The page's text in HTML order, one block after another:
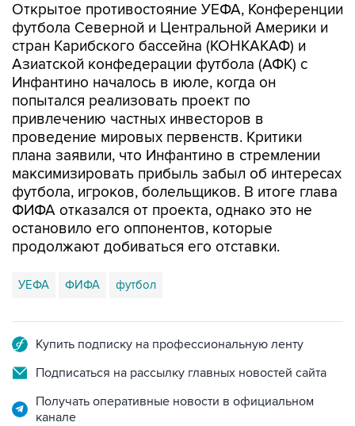
Открытое противостояние УЕФА, Конференции
футбола Северной и Центральной Америки и
стран Карибского бассейна (КОНКАКАФ) и
Азиатской конфедерации футбола (АФК) с
Инфантино началось в июле, когда он
попытался реализовать проект по
привлечению частных инвесторов в
проведение мировых первенств. Критики
плана заявили, что Инфантино в стремлении
максимизировать прибыль забыл об интересах
футбола, игроков, болельщиков. В итоге глава
ФИФА отказался от проекта, однако это не
остановило его оппонентов, которые
продолжают добиваться его отставки.
УЕФА ФИФА футбол
Купить подписку на профессиональную ленту
Подписаться на рассылку главных новостей сайта
Получать оперативные новости в официальном
канале